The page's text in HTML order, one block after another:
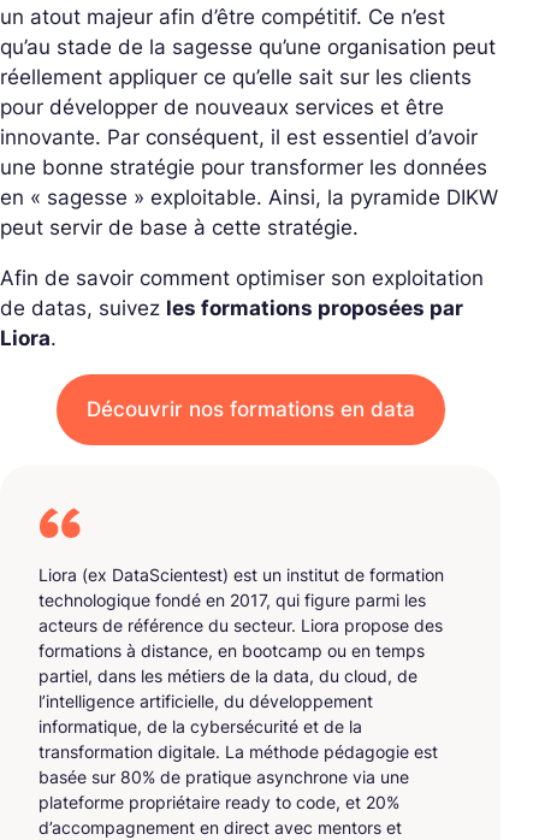
un atout majeur afin d’être compétitif. Ce n’est
qu’au stade de la sagesse qu’une organisation peut
réellement appliquer ce qu’elle sait sur les clients
pour développer de nouveaux services et être
innovante. Par conséquent, il est essentiel d’avoir
une bonne stratégie pour transformer les données
en « sagesse » exploitable. Ainsi, la pyramide DIKW
peut servir de base à cette stratégie.
Afin de savoir comment optimiser son exploitation
de datas, suivez les formations proposées par
Liora.
Découvrir nos formations en data
Liora (ex DataScientest) est un institut de formation
technologique fondé en 2017, qui figure parmi les
acteurs de référence du secteur. Liora propose des
formations à distance, en bootcamp ou en temps
partiel, dans les métiers de la data, du cloud, de
l’intelligence artificielle, du développement
informatique, de la cybersécurité et de la
transformation digitale. La méthode pédagogie est
basée sur 80% de pratique asynchrone via une
plateforme propriétaire ready to code, et 20%
d’accompagnement en direct avec mentors et